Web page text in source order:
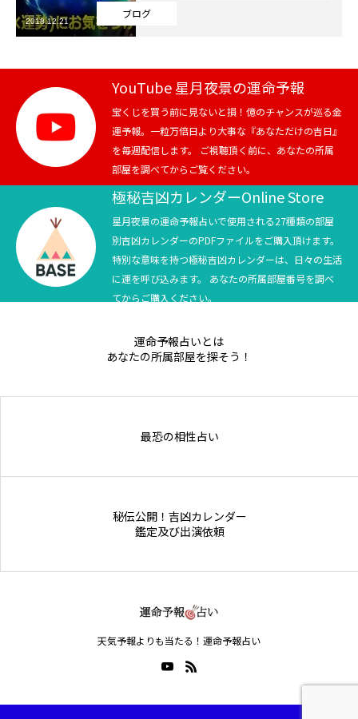
芸能界
テニス
スポーツ
競馬
テニス四大大会・五輪
テニス四大大会・五輪
ブログ
2018.12.21
YouTube 星月夜景の運命予報
宝くじを買う前に見ないと損！億のチャンスが巡る金
運予報。一粒万倍日より大事な『あなただけの吉日』
を毎週配信します。 ご視聴頂く前に、あなたの所属
部屋を調べてからご覧ください。
極秘吉凶カレンダーOnline Store
星月夜景の運命予報占いで使用される27種類の部屋
別吉凶カレンダーのPDFファイルをご購入頂けます。
特別な意味を持つ極秘吉凶カレンダーは、日々の生活
に運を呼び込みます。 あなたの所属部屋番号を調べ
てからご購入ください。
運命予報占いとは
あなたの所属部屋を探そう！
最恐の相性占い
秘伝公開！吉凶カレンダー
鑑定及び出演依頼
天気予報よりも当たる！運命予報占い